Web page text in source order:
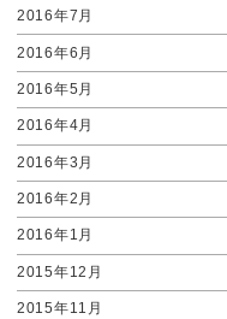
2016年7月
2016年6月
2016年5月
2016年4月
2016年3月
2016年2月
2016年1月
2015年12月
2015年11月